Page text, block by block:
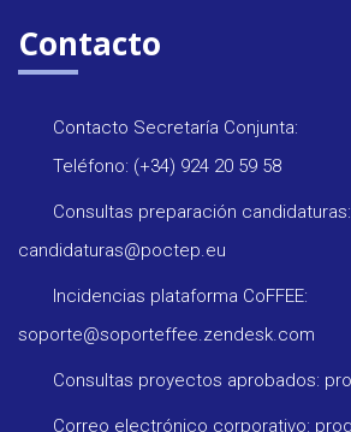
Contacto
Contacto Secretaría Conjunta:
Teléfono: (+34) 924 20 59 58
Consultas preparación candidaturas:
candidaturas@poctep.eu
Incidencias plataforma CoFFEE:
soporte@soporteffee.zendesk.com
Consultas proyectos aprobados:
Correo electrónico corporativo: